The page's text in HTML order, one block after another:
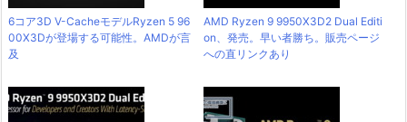
6コア3D V-CacheモデルRyzen 5 96
00X3Dが登場する可能性。AMDが言
及
AMD Ryzen 9 9950X3D2 Dual Editi
on、発売。早い者勝ち。販売ページ
への直リンクあり